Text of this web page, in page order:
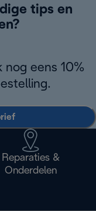
tips en
nog eens 10%
Reparaties &
Onderdelen